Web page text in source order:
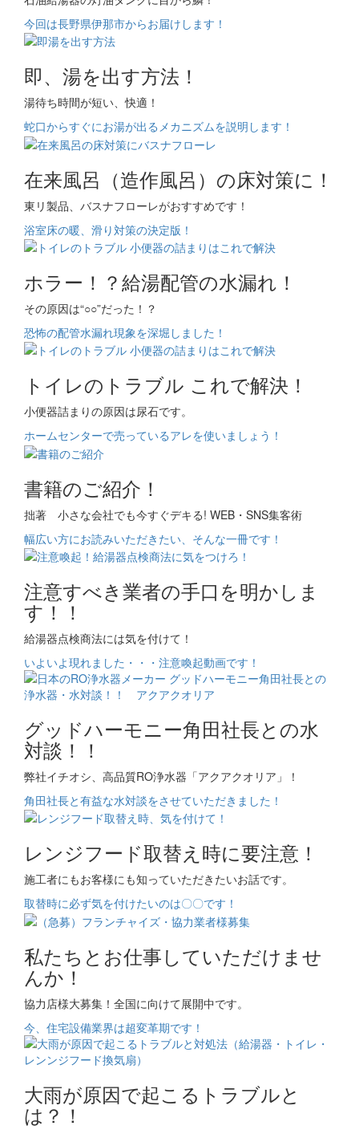
今回は長野県伊那市からお届けします！
即、湯を出す方法！
湯待ち時間が短い、快適！
蛇口からすぐにお湯が出るメカニズムを説明します！
在来風呂（造作風呂）の床対策に！
東リ製品、バスナフローレがおすすめです！
浴室床の暖、滑り対策の決定版！
ホラー！？給湯配管の水漏れ！
その原因は“○○”だった！？
恐怖の配管水漏れ現象を深堀しました！
トイレのトラブル これで解決！
小便器詰まりの原因は尿石です。
ホームセンターで売っているアレを使いましょう！
書籍のご紹介！
拙著 小さな会社でも今すぐデキる! WEB・SNS集客術
幅広い方にお読みいただきたい、そんな一冊です！
注意すべき業者の手口を明かしま
す！！
給湯器点検商法には気を付けて！
いよいよ現れました・・・注意喚起動画です！
グッドハーモニー角田社長との水
対談！！
弊社イチオシ、高品質RO浄水器「アクアクオリア」！
角田社長と有益な水対談をさせていただきました！
レンジフード取替え時に要注意！
施工者にもお客様にも知っていただきたいお話です。
取替時に必ず気を付けたいのは〇〇です！
私たちとお仕事していただけませ
んか！
協力店様大募集！全国に向けて展開中です。
今、住宅設備業界は超変革期です！
大雨が原因で起こるトラブルと
は？！